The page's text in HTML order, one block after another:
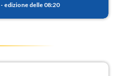
- edizione delle 08:20